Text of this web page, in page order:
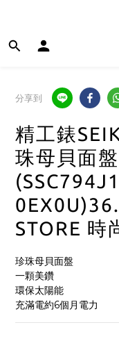
分享到
精工錶
珠母貝面
STORE 時
珍珠母貝面盤
一顆美鑽
環保太陽能
充滿電約6個月電力